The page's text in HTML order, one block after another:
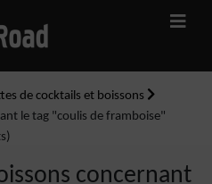
de cocktails et boissons
le tag "coulis de framboise"
concernant